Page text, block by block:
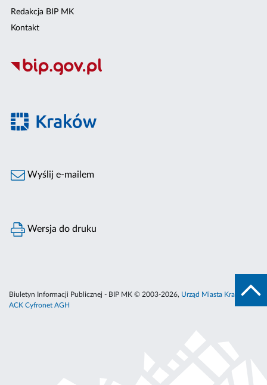
Redakcja BIP MK
Kontakt
Wyślij e-mailem
Wersja do druku
Biuletyn Informacji Publicznej - BIP MK © 2003-2026, Urząd Miasta Krakowa
ACK Cyfronet AGH